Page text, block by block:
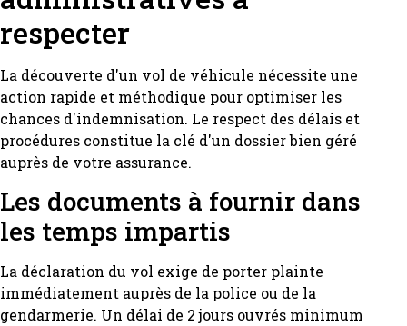
respecter
La découverte d'un vol de véhicule nécessite une
action rapide et méthodique pour optimiser les
chances d'indemnisation. Le respect des délais et
procédures constitue la clé d'un dossier bien géré
auprès de votre assurance.
Les documents à fournir dans
les temps impartis
La déclaration du vol exige de porter plainte
immédiatement auprès de la police ou de la
gendarmerie. Un délai de 2 jours ouvrés minimum